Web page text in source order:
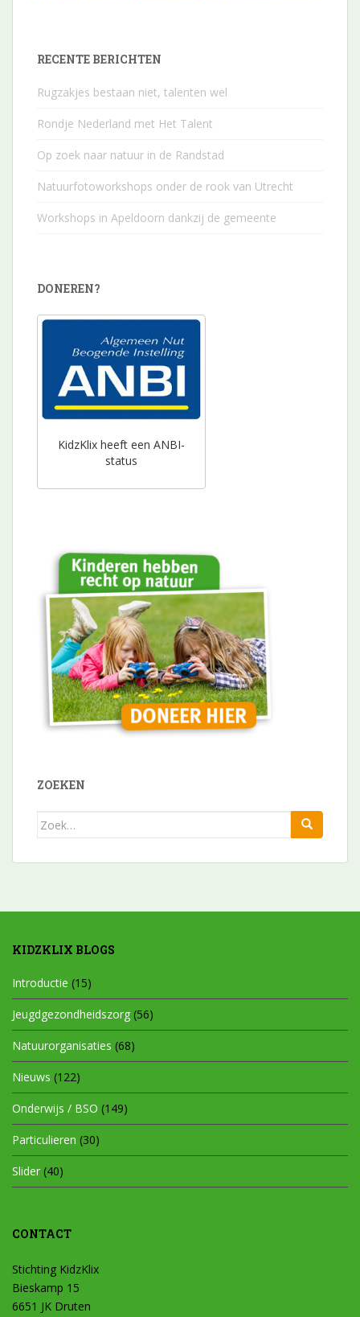
RECENTE BERICHTEN
Rugzakjes bestaan niet, talenten wel
Rondje Nederland met Het Talent
Op zoek naar natuur in de Randstad
Natuurfotoworkshops onder de rook van Utrecht
Workshops in Apeldoorn dankzij de gemeente
DONEREN?
KidzKlix heeft een ANBI-
status
ZOEKEN
Zoek
KIDZKLIX BLOGS
Introductie (15)
Jeugdgezondheidszorg (56)
Natuurorganisaties (68)
Nieuws (122)
Onderwijs / BSO (149)
Particulieren (30)
Slider (40)
CONTACT
Stichting KidzKlix
Bieskamp 15
6651 JK Druten